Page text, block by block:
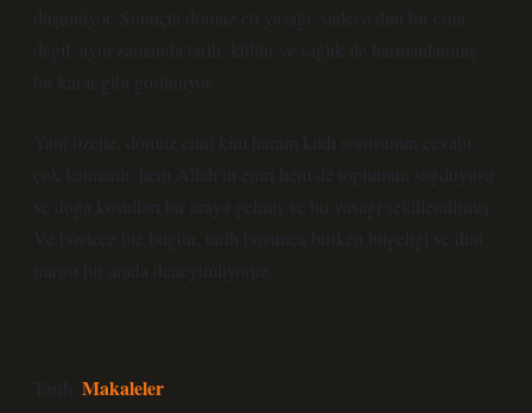
düşünüyor. Sonuçta domuz eti yasağı, sadece dini bir emir
değil; aynı zamanda tarih, kültür ve sağlık ile harmanlanmış
bir karar gibi görünüyor.
Yani özetle, domuz etini kim haram kıldı sorusunun cevabı
çok katmanlı: hem Allah’ın emri hem de toplumun sağduyusu
ve doğa koşulları bir araya gelmiş ve bu yasağı şekillendirmiş.
Ve böylece biz bugün, tarih boyunca biriken bilgeliği ve dini
mirası bir arada deneyimliyoruz.
Tarih: Makaleler